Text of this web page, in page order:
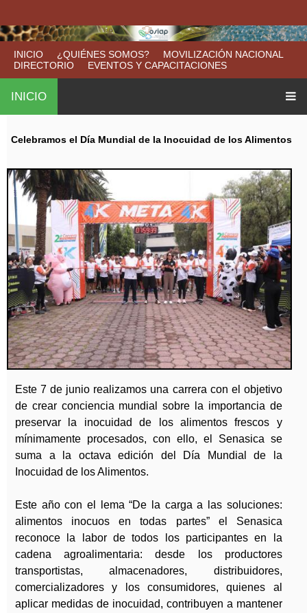
al
contenido
principal
a
p
a
F
o
r
m
l
a
r
i
o
d
e
b
ú
s
q
u
e
u
s
c
INICIO ¿QUIÉNES SOMOS?
MOVILIZACIÓN NACIONAL
DIRECTORIO
EVENTOS Y CAPACITACIONES
INICIO
Celebramos el Día Mundial de la Inocuidad de los Alimentos
Este 7 de junio realizamos una carrera con el objetivo
de crear conciencia mundial sobre la importancia de
preservar la inocuidad de los alimentos frescos y
mínimamente procesados, con ello, el Senasica se
suma a la octava edición del Día Mundial de la
Inocuidad de los Alimentos.
Este año con el lema “De la carga a las soluciones:
alimentos inocuos en todas partes” el Senasica
reconoce la labor de todos los participantes en la
cadena agroalimentaria: desde los productores
transportistas, almacenadores, distribuidores,
comercializadores y los consumidores, quienes al
aplicar medidas de inocuidad, contribuyen a mantener